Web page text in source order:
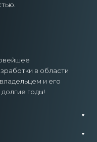
в области
и его
годы!